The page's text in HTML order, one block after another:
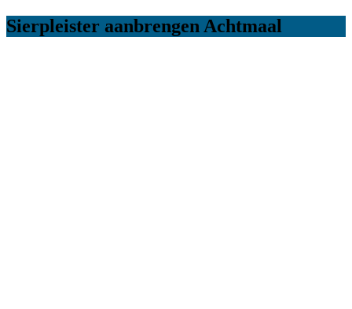
Sierpleister aanbrengen Achtmaal